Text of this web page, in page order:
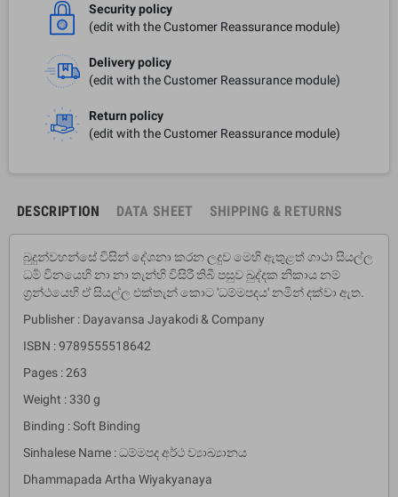
Security policy
(edit with the Customer Reassurance module)
Delivery policy
(edit with the Customer Reassurance module)
Return policy
(edit with the Customer Reassurance module)
DESCRIPTION DATA SHEET SHIPPING & RETURNS
බුදුන්වහන්සේ විසින් දේශනා කරන ලදුව මෙහි ඇතුළත් ගාථා සියල්ල
ධර්‍ම විනයෙහි නා නා තැන්හි විසිරී තිබී පසුව ඛුද්දක නිකාය නම්
ග්‍රන්ථයෙහි ඒ සියල්ල එක්තැන් කොට 'ධම්මපදය' නමින් දක්වා ඇත.
Publisher : Dayavansa Jayakodi & Company
ISBN : 9789555518642
Pages : 263
Weight : 330 g
Binding : Soft Binding
Sinhalese Name : ධම්මපද අර්ථ ව්‍යාඛ්‍යානය
Dhammapada Artha Wiyakyanaya